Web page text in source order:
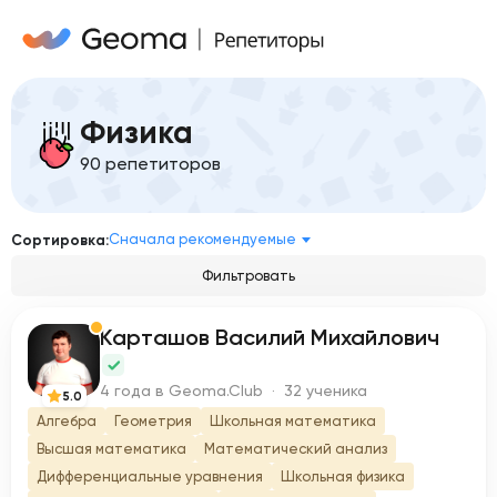
Физика
90 репетиторов
Сортировка:Сначала рекомендуемые
Фильтровать
К
5.0
Карташов Василий Михайлович
4 года в Geoma.Club · 32 ученика
Алгебра Геометрия
Школьная математика
Высшая математика
Математический анализ
Дифференциальные уравнения
Школьная физика